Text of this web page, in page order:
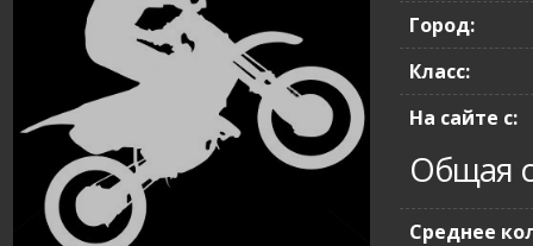
Город:
Класс:
На сайте с:
Общая
Среднее